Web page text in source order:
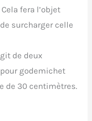
fera l’objet
surcharger celle
de deux
godemichet
de 30 centimètres.